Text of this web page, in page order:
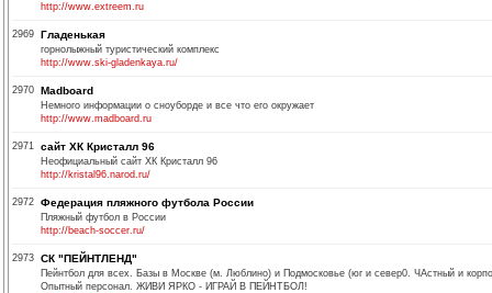
http://www.extreem.ru
2969 Гладенькая
горнолыжный туристический комплекс
http://www.ski-gladenkaya.ru/
2970 Madboard
Немного информации о сноуборде и все что его окружает
http://www.madboard.ru
2971 сайт ХК Кристалл 96
Неофициальный сайт ХК Кристалл 96
http://kristal96.narod.ru/
2972 Федерация пляжного футбола России
Пляжный футбол в России
http://beach-soccer.ru/
2973 СК "ПЕЙНТЛЕНД"
Пейнтбол для всех. Базы в Москве (м. Люблино) и Подмосковье (юг и север0. ЧАстный и
Опытный персонал. ЖИВИ ЯРКО - ИГРАЙ В ПЕЙНТБОЛ!